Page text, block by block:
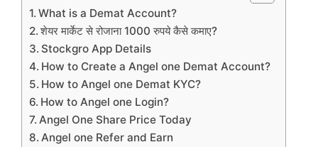
What is a Demat Account?
शेयर मार्केट से रोजाना 1000 रुपये कैसे कमाए?
Stockgro App Details
How to Create a Angel one Demat Account?
How to Angel one Demat KYC?
How to Angel one Login?
Angel One Share Price Today
Angel one Refer and Earn